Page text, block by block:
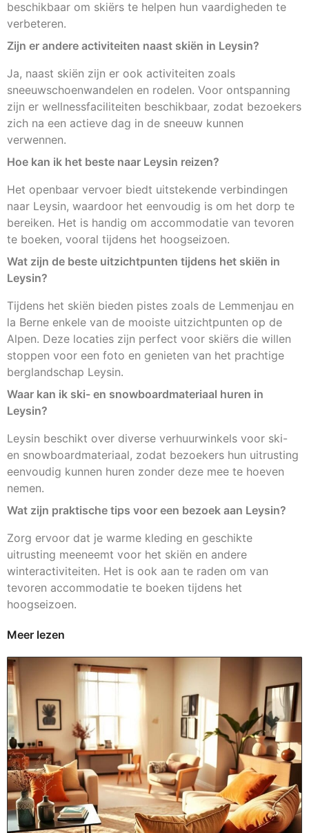
beschikbaar om skiërs te helpen hun vaardigheden te
verbeteren.
Zijn er andere activiteiten naast skiën in Leysin?
Ja, naast skiën zijn er ook activiteiten zoals
sneeuwschoenwandelen en rodelen. Voor ontspanning
zijn er wellnessfaciliteiten beschikbaar, zodat bezoekers
zich na een actieve dag in de sneeuw kunnen
verwennen.
Hoe kan ik het beste naar Leysin reizen?
Het openbaar vervoer biedt uitstekende verbindingen
naar Leysin, waardoor het eenvoudig is om het dorp te
bereiken. Het is handig om accommodatie van tevoren
te boeken, vooral tijdens het hoogseizoen.
Wat zijn de beste uitzichtpunten tijdens het skiën in
Leysin?
Tijdens het skiën bieden pistes zoals de Lemmenjau en
la Berne enkele van de mooiste uitzichtpunten op de
Alpen. Deze locaties zijn perfect voor skiërs die willen
stoppen voor een foto en genieten van het prachtige
berglandschap Leysin.
Waar kan ik ski- en snowboardmateriaal huren in
Leysin?
Leysin beschikt over diverse verhuurwinkels voor ski-
en snowboardmateriaal, zodat bezoekers hun uitrusting
eenvoudig kunnen huren zonder deze mee te hoeven
nemen.
Wat zijn praktische tips voor een bezoek aan Leysin?
Zorg ervoor dat je warme kleding en geschikte
uitrusting meeneemt voor het skiën en andere
winteractiviteiten. Het is ook aan te raden om van
tevoren accommodatie te boeken tijdens het
hoogseizoen.
Meer lezen